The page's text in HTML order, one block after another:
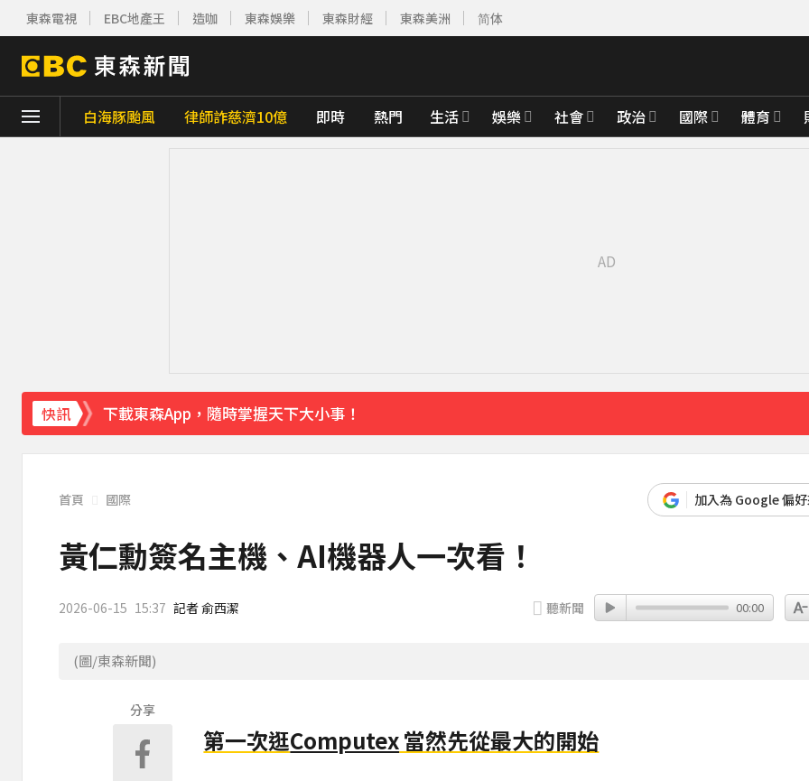
東森電視 EBC地產王 造咖 東森娛樂 東森財經 東森美洲 简体
白海豚颱風 律師詐慈濟10億 即時 熱門 生活 娛樂 社會 政治 國際 體育
快訊
下載東森App，隨時掌握天下大小事！
《理財達人秀》X 安聯投信免費講座報名中！搶先卡位 2027
首頁 國際 加入為 Google 偏
黃仁勳簽名主機、AI機器人一次看！
2026-06-15 15:37 記者 俞西潔 聽新聞 00:00
(圖/東森新聞)
分享
第一次逛Computex當然先從最大的開始